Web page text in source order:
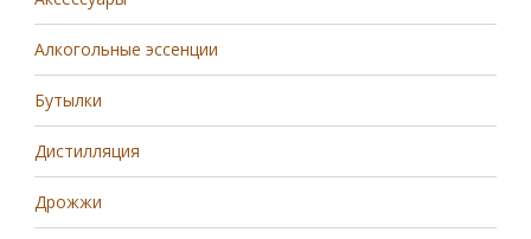
Алкогольные эссенции
Бутылки
Дистилляция
Дрожжи